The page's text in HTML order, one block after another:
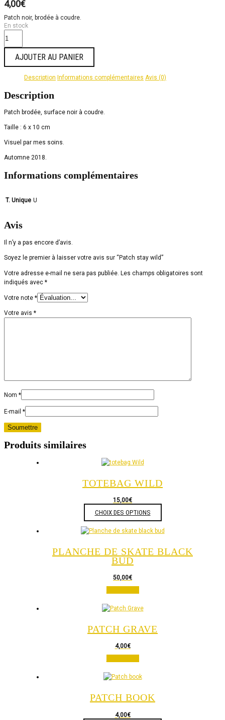
4,00€
Patch noir, brodée à coudre.
En stock
de
stayAJOUTER AU PANIER
Description Informations complémentaires Avis (0)
Description
Patch brodée, surface noir à coudre.
Taille : 6 x 10 cm
Visuel par mes soins.
Automne 2018.
Informations complémentaires
T. Unique U
Avis
Il n’y a pas encore d’avis.
Soyez le premier à laisser votre avis sur “Patch stay wild”
Votre adresse e-mail ne sera pas publiée. Les champs obligatoires sont
indiqués avec *
Votre note *
Votre avis *
Nom *
E-mail *
Produits similaires
TOTEBAG WILD
15,00€
CHOIX DES OPTIONS
produit
a
variations.
Les
PLANCHE DE SKATE BLACK
BUD
50,00€
PATCH GRAVE
4,00€
PATCH BOOK
4,00€